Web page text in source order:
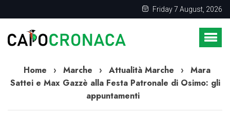
Friday 7 August, 2026
Home › Marche › Attualità Marche ›
Mara
Sattei e Max Gazzè alla Festa Patronale di Osimo: gli
appuntamenti